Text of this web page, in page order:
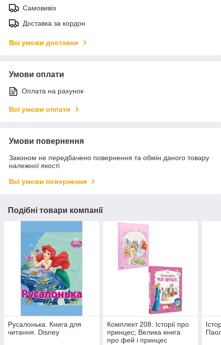
Самовивіз
Доставка за кордон
Всі умови доставки
Умови оплати
Оплата на рахунок
Всі умови оплати
Умови повернення
Законом не передбачено повернення та обмін даного товару
належної якості
Всі умови повернення
Подібні товари компанії
Русалонька. Книга для
читання. Disney
Комплект 208: Історії про
принцес; Велика книга
про фей і принцес